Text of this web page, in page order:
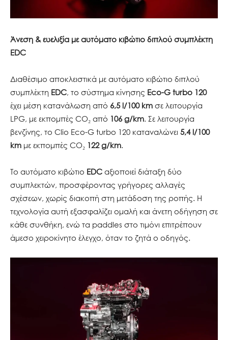
Άνεση & ευελιξία με αυτόματο κιβώτιο διπλού συμπλέκτη
EDC
Διαθέσιμο αποκλειστικά με αυτόματο κιβώτιο διπλού
συμπλέκτη EDC , το σύστημα κίνησης Eco-G turbo 120
έχει μέση κατανάλωση από 6,5 l/100 km σε λειτουργία
LPG, με εκπομπές CO₂ από 106 g/km . Σε λειτουργία
βενζίνης, το Clio Eco-G turbo 120 καταναλώνει 5,4 l/100
km με εκπομπές CO₂ 122 g/km
Το αυτόματο κιβώτιο EDC αξιοποιεί διάταξη δύο
συμπλεκτών, προσφέροντας γρήγορες αλλαγές
σχέσεων, χωρίς διακοπή στη μετάδοση της ροπής. Η
τεχνολογία αυτή εξασφαλίζει ομαλή και άνετη οδήγηση σε
κάθε συνθήκη, ενώ τα paddles στο τιμόνι επιτρέπουν
άμεσο χειροκίνητο έλεγχο, όταν το ζητά ο οδηγός.